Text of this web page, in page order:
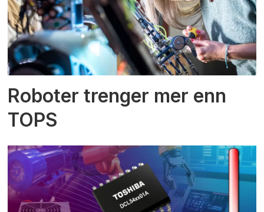
Roboter trenger mer enn
TOPS